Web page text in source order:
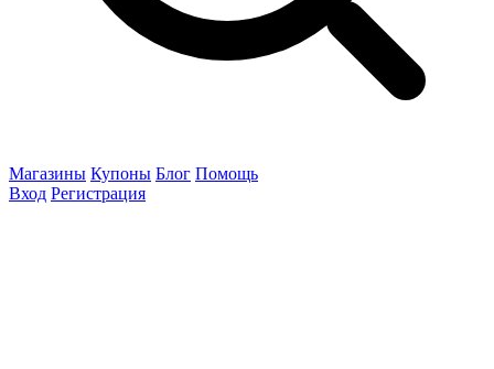
Магазины Купоны Блог Помощь
Вход Регистрация